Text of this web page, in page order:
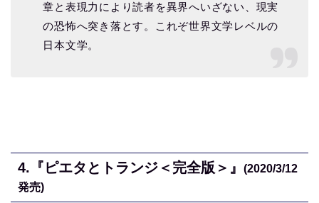
章と表現力により読者を異界へいざない、現実
の恐怖へ突き落とす。これぞ世界文学レベルの
日本文学。
4. 『ピエタとトランジ＜完全版＞』
(2020/3/12
発売)